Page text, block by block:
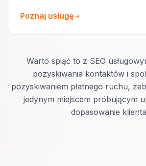
Poznaj usługę
Warto spiąć to z SEO
pozyskiwania kontaktów i
pozyskiwaniem płatnego ruchu,
jedynym miejscem próbującym
dopasowanie